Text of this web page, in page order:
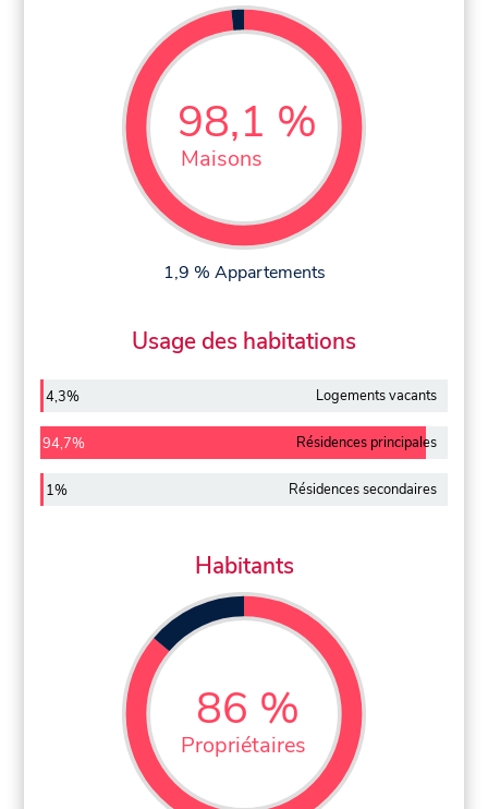
98,1 %
Maisons
1,9 % Appartements
Usage des habitations
4,3% Logements vacants
94,7% Résidences principales
1% Résidences secondaires
Habitants
86 %
Propriétaires